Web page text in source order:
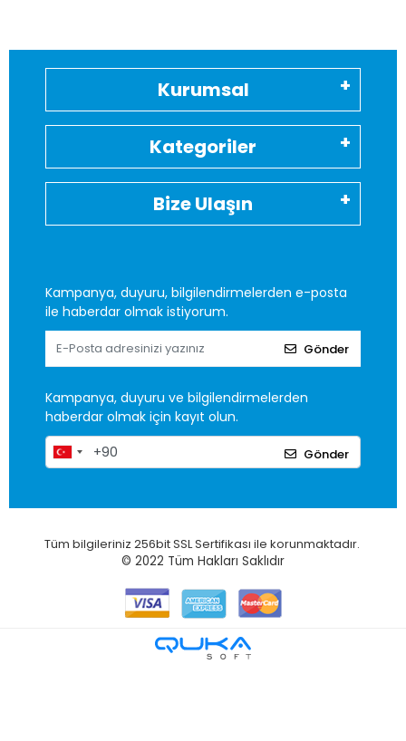
Kurumsal
Kategoriler
Bize Ulaşın
Kampanya, duyuru, bilgilendirmelerden e-posta
ile haberdar olmak istiyorum.
Gönder
Kampanya, duyuru ve bilgilendirmelerden
haberdar olmak için kayıt olun.
Gönder
Tüm bilgileriniz 256bit SSL Sertifikası ile korunmaktadır.
© 2022 Tüm Hakları Saklıdır